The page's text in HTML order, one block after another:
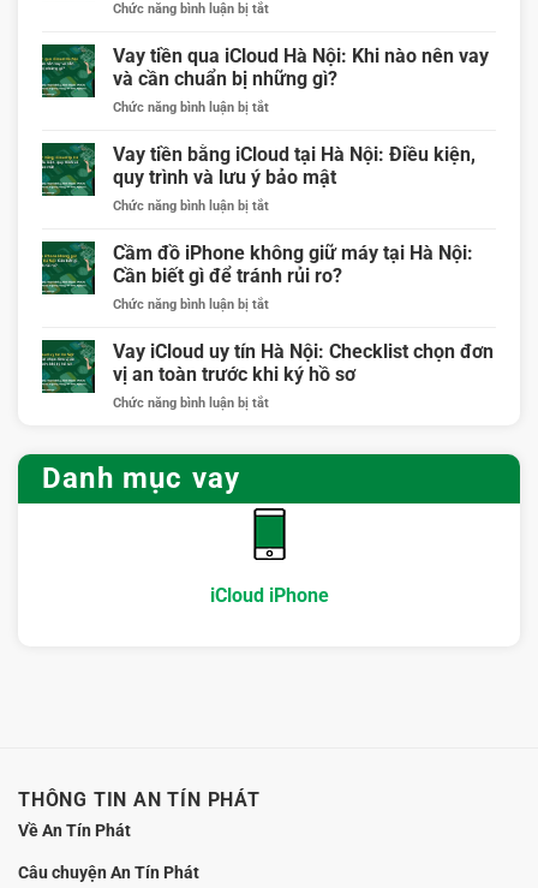
Chức năng bình luận bị tắtở
iCloud
iPhone
Hà
Nội:
trình
rõ
cho
cần
vốn
hạn
Vay tiền qua iCloud Hà Nội: Khi nào nên vay
và cần chuẩn bị những gì?
Chức năng bình luận bị tắtở
tiền
qua
iCloud
Hà
Khi
nào
vay
cần
chuẩn
những
Vay tiền bằng iCloud tại Hà Nội: Điều kiện,
quy trình và lưu ý bảo mật
Chức năng bình luận bị tắtở
tiền
bằng
iCloud
tại
Nội:
Điều
kiện,
quy
bảo
Cầm đồ iPhone không giữ máy tại Hà Nội:
Cần biết gì để tránh rủi ro?
Chức năng bình luận bị tắtở
đồ
iPhone
không
giữ
Cần
gì
tránh
Vay iCloud uy tín Hà Nội: Checklist chọn đơn
vị an toàn trước khi ký hồ sơ
Chức năng bình luận bị tắtở
Hà
Checklist
chọn
đơn
vị
Danh mục vay
iCloud iPhone
THÔNG TIN AN TÍN PHÁT
Về An Tín Phát
Câu chuyện An Tín Phát